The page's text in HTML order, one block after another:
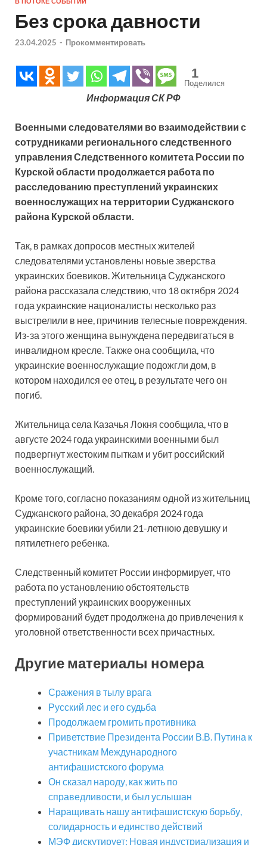
Без срока давности
23.04.2025 - Прокомментировать
1
Поделился
Информация СК РФ
Военными следователями во взаимодействии с
сотрудниками регионального следственного
управления Следственного комитета России по
Курской области продолжается работа по
расследованию преступлений украинских
военнослужащих на территории Суджанского
района Курской области.
Так, в рамках допросов местных жителей
следователями установлены новые зверства
украинских боевиков. Жительница Суджанского
района рассказала следствию, что 18 октября 2024
года украинские националисты несколько раз
выстрелили в нее, причинив телесные повреждения.
Из-за этого женщина вынуждена передвигаться в
инвалидном кресле. Также она сообщила, что
украинские военнослужащие подожгли дом, в
котором находился ее отец, в результате чего он
погиб.
Жительница села Казачья Локня сообщила, что в
августе 2024 года украинскими военными был
подвергнут жестоким пыткам и убит российский
военнослужащий.
Кроме того, согласно показаниям одной из жительниц
Суджанского района, 30 декабря 2024 года
украинские боевики убили 21-летнюю девушку и
пятилетнего ребенка.
Следственный комитет России информирует, что
работа по установлению обстоятельств
преступлений украинских вооруженных
формирований будет продолжена до привлечения к
уголовной ответственности всех причастных.
Другие материалы номера
Сражения в тылу врага
Русский лес и его судьба
Продолжаем громить противника
Приветствие Президента России В.В. Путина к
участникам Международного
антифашистского форума
Он сказал народу, как жить по
справедливости, и был услышан
Наращивать нашу антифашистскую борьбу,
солидарность и единство действий
МЭФ дискутирует: Новая индустриализация и